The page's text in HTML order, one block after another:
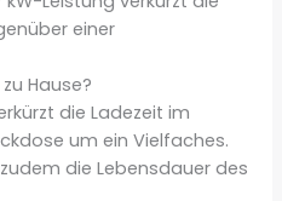
einer
Hause?
die Ladezeit im
um ein Vielfaches.
die Lebensdauer des